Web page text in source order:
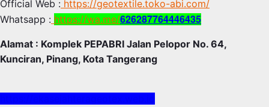
Official Web : https://geotextile.toko-abi.com/
Whatsapp : https://wa.me/626287764446435
Alamat : Komplek PEPABRI Jalan Pelopor No. 64,
Kunciran, Pinang, Kota Tangerang